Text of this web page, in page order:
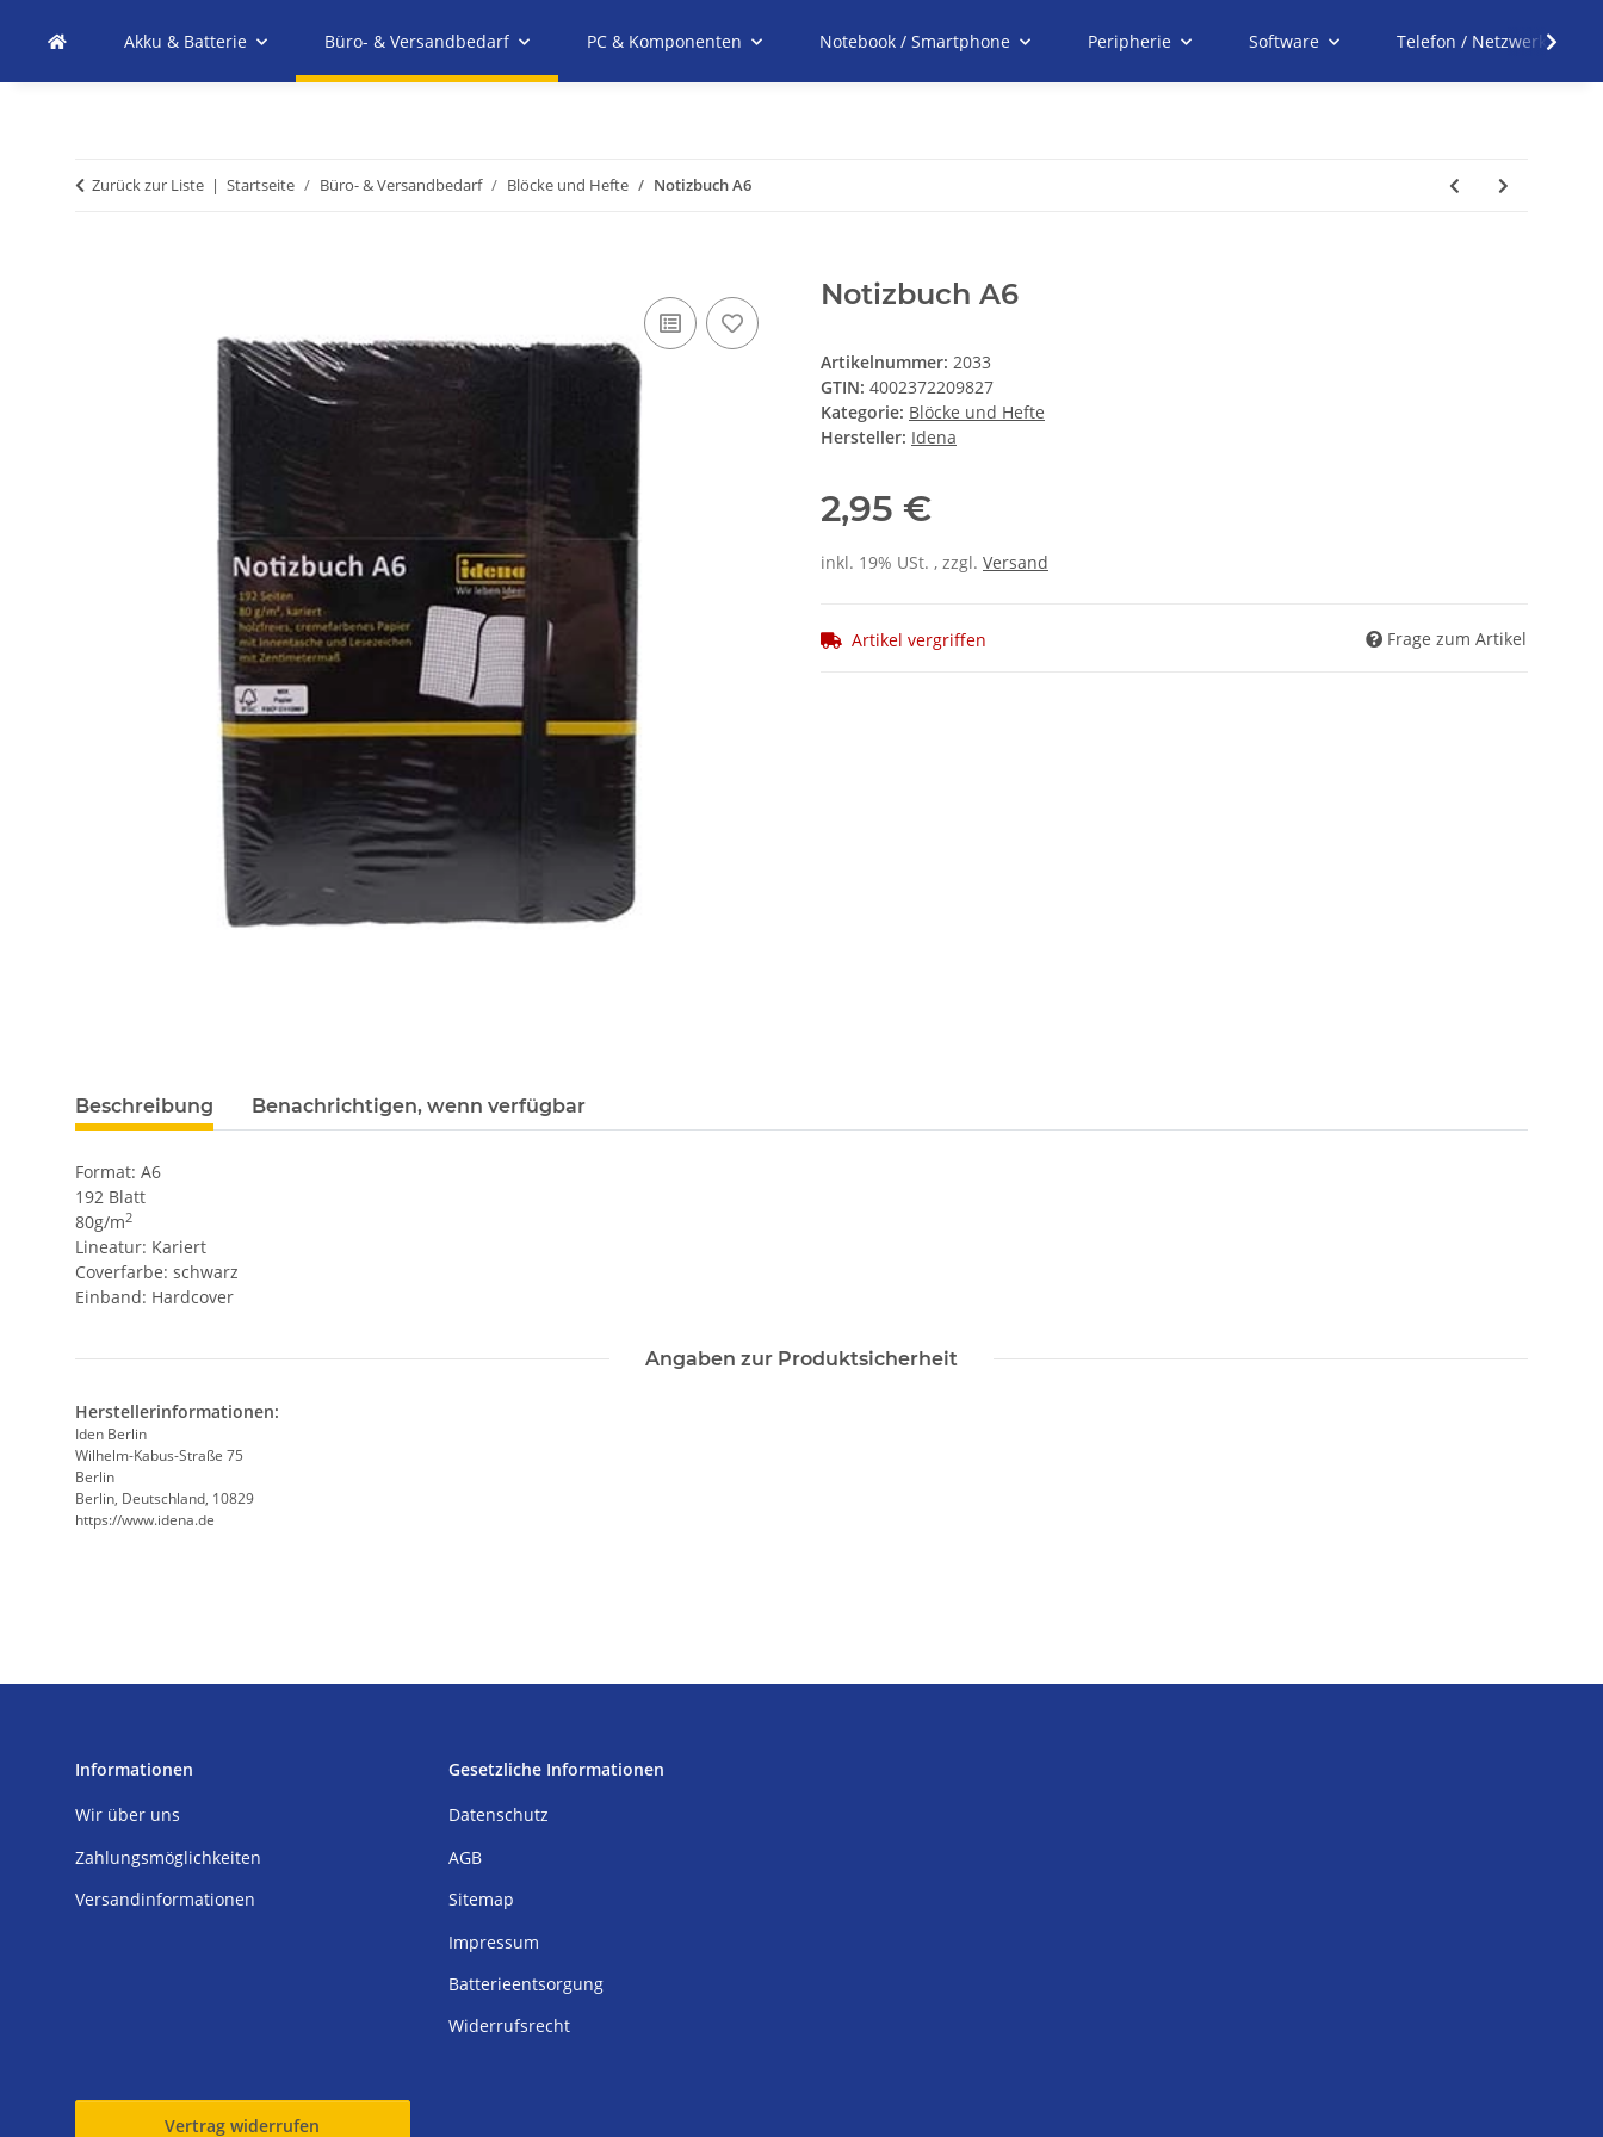
Akku & Batterie Büro- & Versandbedarf PC & Komponenten Notebook / Smartphone Peripherie Software Telefon / Netzwerk
Zurück zur Liste Startseite Büro- & Versandbedarf Blöcke und Hefte Notizbuch A6
Notizbuch A6
Artikelnummer: 2033
GTIN: 4002372209827
Kategorie: Blöcke und Hefte
Hersteller: Idena
2,95 €
inkl. 19% USt. , zzgl. Versand
Artikel vergriffen Frage zum Artikel
Beschreibung Benachrichtigen, wenn verfügbar
Format: A6
192 Blatt
80g/m2
Lineatur: Kariert
Coverfarbe: schwarz
Einband: Hardcover
Angaben zur Produktsicherheit
Herstellerinformationen:
Iden Berlin
Wilhelm-Kabus-Straße 75
Berlin
Berlin, Deutschland, 10829
https://www.idena.de
Informationen
Wir über uns
Zahlungsmöglichkeiten
Versandinformationen
Gesetzliche Informationen
Datenschutz
AGB
Sitemap
Impressum
Batterieentsorgung
Widerrufsrecht
Vertrag widerrufen